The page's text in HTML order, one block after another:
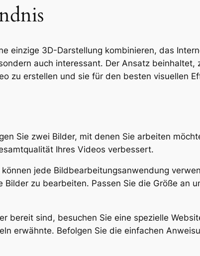
einzige 3D-Darstellung kombinieren, das
auch interessant. Der Ansatz beinhaltet,
zu erstellen und sie für den besten visuellen
Sie zwei Bilder, mit denen Sie arbeiten
Ihres Videos verbessert.
können jede Bildbearbeitungsanwendung
zu bearbeiten. Passen Sie die Größe an
bereit sind, besuchen Sie eine spezielle
erwähnte. Befolgen Sie die einfachen